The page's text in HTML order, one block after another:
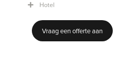
bijeenkomst met
hotel. Kortom: voor de
is dit dé locatie bij
Hotel
Vraag een offerte aan